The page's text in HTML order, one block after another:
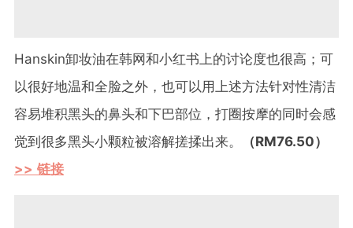
Hanskin卸妆油在韩网和小红书上的讨论度也很高；可
以很好地温和全脸之外，也可以用上述方法针对性清洁
容易堆积黑头的鼻头和下巴部位，打圈按摩的同时会感
觉到很多黑头小颗粒被溶解搓揉出来。
（RM76.50）
>> 链接